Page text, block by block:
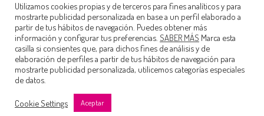
Utilizamos cookies propias y de terceros para fines analíticos y para
mostrarte publicidad personalizada en base a un perfil elaborado a
partir de tus hábitos de navegación. Puedes obtener más
información y configurar tus preferencias. SABER MÁS Marca esta
casilla si consientes que, para dichos fines de análisis y de
elaboración de perfiles a partir de tus hábitos de navegación para
mostrarte publicidad personalizada, utilicemos categorías especiales
de datos.
Cookie Settings Aceptar